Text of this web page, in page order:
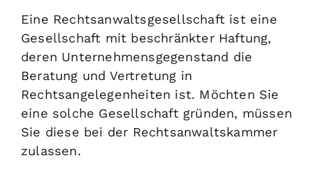
Eine Rechtsanwaltsgesellschaft ist eine
Gesellschaft mit beschränkter Haftung,
deren Unternehmensgegenstand die
Beratung und Vertretung in
Rechtsangelegenheiten ist. Möchten Sie
eine solche Gesellschaft gründen, müssen
Sie diese bei der Rechtsanwaltskammer
zulassen.